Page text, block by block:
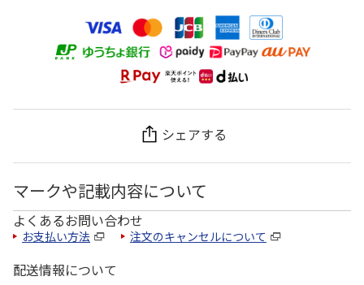
シェアする
マークや記載内容について
よくあるお問い合わせ
お支払い方法 注文のキャンセルについて
配送情報について